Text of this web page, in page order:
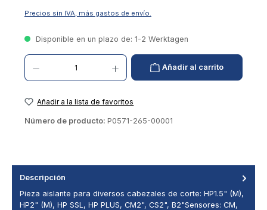
Precios sin IVA, más gastos de envío.
Disponible en un plazo de: 1-2 Werktagen
Cantidad de productos: introduzca el valor deseado o utilice los botones para
Añadir al carrito
Añadir a la lista de favoritos
Número de producto: P0571-265-00001
Descripción
Pieza aislante para diversos cabezales de corte: HP1.5" (M),
HP2" (M), HP SSL, HP PLUS, CM2", CS2", B2"Sensores: CM,